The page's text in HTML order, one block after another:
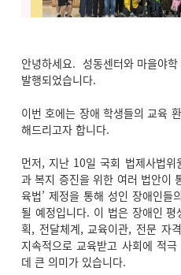
안녕하세요. 성동센터와 마을야
발행되었습니다.
이번 호에는 장애 학생들의 교육
해드리고자 합니다.
먼저, 지난 10일 국회 법제사법
과 복지 증진을 위한 여러 법안이
육법’ 제정을 통해 성인 장애인들
될 예정입니다. 이 법은 장애인
획, 전달체계, 교육이관, 전문 자
지속적으로 교육받고 사회에 적
데 큰 의미가 있습니다.